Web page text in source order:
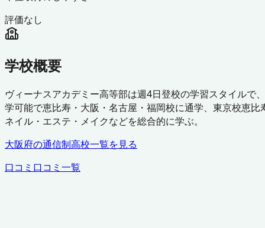
評価なし
学校概要
ヴィーナスアカデミー高等部は週4日登校の学習スタイルで
学可能で恵比寿・大阪・名古屋・福岡校に通学、東京校恵
ネイル・エステ・メイクなどを総合的に学ぶ。
大阪府の通信制高校一覧を見る
口コミ 口コミ一覧